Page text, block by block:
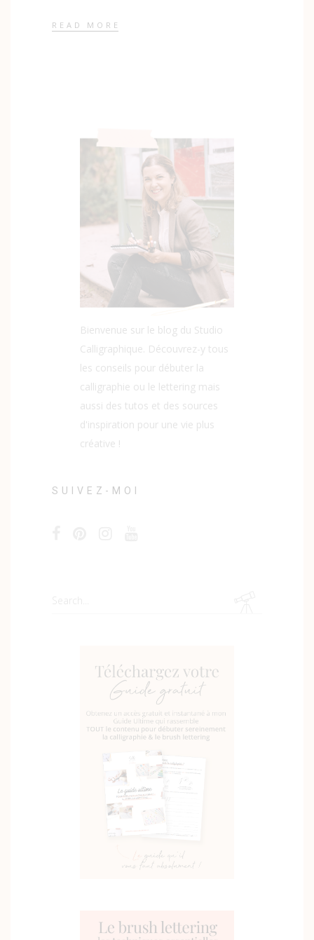
READ MORE
Bienvenue sur le blog du Studio
Calligraphique. Découvrez-y tous
les conseils pour débuter la
calligraphie ou le lettering mais
aussi des tutos et des sources
d'inspiration pour une vie plus
créative !
SUIVEZ-MOI
Search